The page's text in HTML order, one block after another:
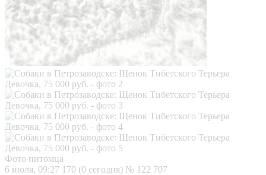
Фото питомца
6 июля, 09:27 170 (0 сегодня) № 122 707